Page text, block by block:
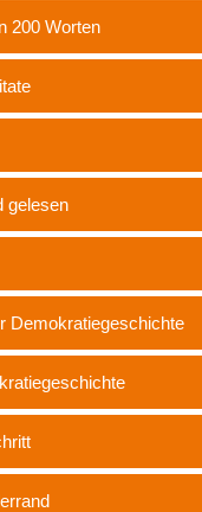
200 Worten
gelesen
Demokratiegeschichte